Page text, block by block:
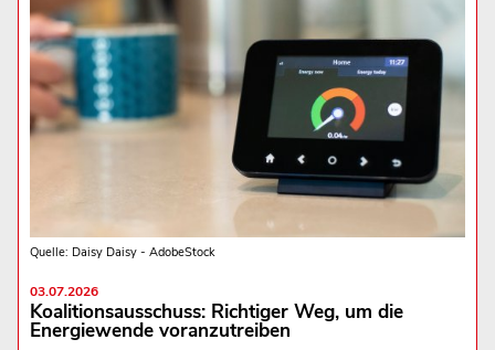
Quelle: Daisy Daisy - AdobeStock
03.07.2026
Koalitionsausschuss: Richtiger Weg, um die
Energiewende voranzutreiben